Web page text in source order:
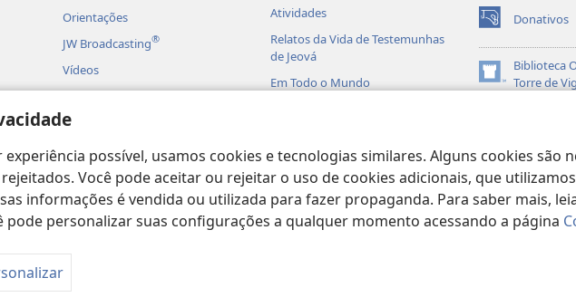
possível, usamos cookies e tecnologias similares. Alguns cookies são
Você pode aceitar ou rejeitar o uso de cookies adicionais, que
informações é vendida ou utilizada para fazer propaganda. Para saber mais,
pode personalizar suas configurações a qualquer momento acessando a página
Orientações
JW Broadcasting®
Vídeos
Músicas
Peças Teatrais em Áudio
Leituras Bíblicas Dramatizadas
Atividades
Relatos da Vida de Testemunhas
de Jeová
Em Todo o Mundo
Donativos
(abre
nova
janela) Biblioteca
Torre de
(abre
Tower Bible and Tract Society of Pennsylvania. TERMOS DE USO|POLÍTICA DE PRIVACIDADE|